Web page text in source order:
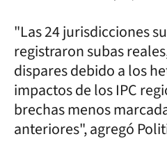
"Las 24 jurisdicciones
registraron subas
dispares debido a los
impactos de los IPC
brechas menos
anteriores", agregó